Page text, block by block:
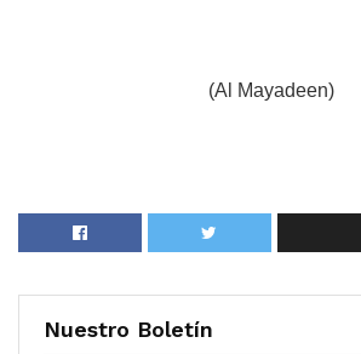
(Al Mayadeen)
Nuestro Boletín